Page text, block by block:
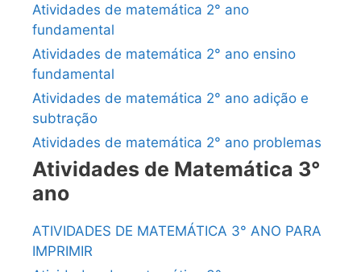
Atividades de matemática 2° ano
fundamental
Atividades de matemática 2° ano ensino
fundamental
Atividades de matemática 2° ano adição e
subtração
Atividades de matemática 2° ano problemas
Atividades de Matemática 3°
ano
ATIVIDADES DE MATEMÁTICA 3° ANO PARA
IMPRIMIR